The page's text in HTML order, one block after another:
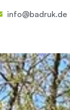
info@badruk.de